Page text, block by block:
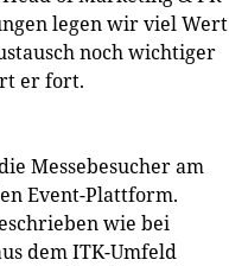
legen wir viel Wert
noch wichtiger
er fort.
Messebesucher am
Event-Plattform.
wie bei
dem ITK-Umfeld